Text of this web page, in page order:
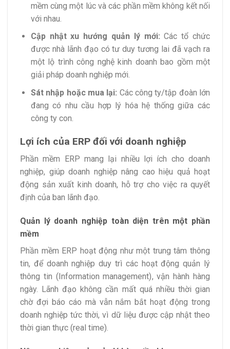
mềm cùng một lúc và các phần mềm không kết nối
với nhau.
Cập nhật xu hướng quản lý mới: Các tổ chức
được nhà lãnh đạo có tư duy tương lai đã vạch ra
một lộ trình công nghệ kinh doanh bao gồm một
giải pháp doanh nghiệp mới.
Sát nhập hoặc mua lại: Các công ty/tập đoàn lớn
đang có nhu cầu hợp lý hóa hệ thống giữa các
công ty con.
Lợi ích của ERP đối với doanh nghiệp
Phần mềm ERP mang lại nhiều lợi ích cho doanh
nghiệp, giúp doanh nghiệp nâng cao hiệu quả hoạt
động sản xuất kinh doanh, hỗ trợ cho việc ra quyết
định của ban lãnh đạo.
Quản lý doanh nghiệp toàn diện trên một phần
mềm
Phần mềm ERP hoạt động như một trung tâm thông
tin, để doanh nghiệp duy trì các hoạt động quản lý
thông tin (Information management), vận hành hàng
ngày. Lãnh đạo không cần mất quá nhiều thời gian
chờ đợi báo cáo mà vẫn nắm bắt hoạt động trong
doanh nghiệp tức thời, vì dữ liệu được cập nhật theo
thời gian thực (real time).